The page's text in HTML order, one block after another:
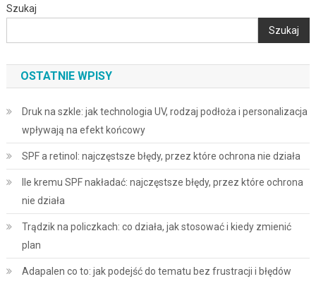
Szukaj
Szukaj
OSTATNIE WPISY
Druk na szkle: jak technologia UV, rodzaj podłoża i personalizacja
wpływają na efekt końcowy
SPF a retinol: najczęstsze błędy, przez które ochrona nie działa
Ile kremu SPF nakładać: najczęstsze błędy, przez które ochrona
nie działa
Trądzik na policzkach: co działa, jak stosować i kiedy zmienić
plan
Adapalen co to: jak podejść do tematu bez frustracji i błędów